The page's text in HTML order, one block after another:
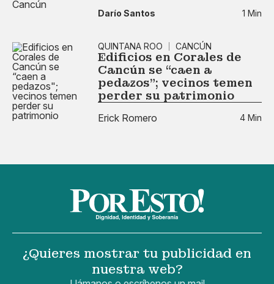
Darío Santos 1 Min
QUINTANA ROO CANCÚN
Edificios en Corales de
Cancún se “caen a
pedazos"; vecinos temen
perder su patrimonio
Erick Romero 4 Min
¿Quieres mostrar tu publicidad en
nuestra web?